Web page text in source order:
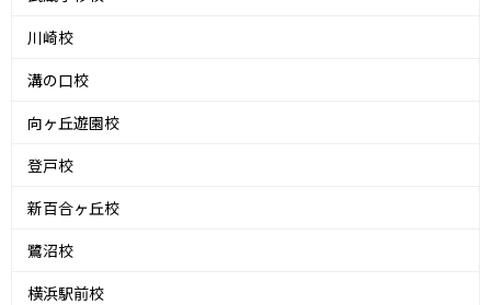
川崎校
溝の口校
向ヶ丘遊園校
登戸校
新百合ヶ丘校
鷺沼校
横浜駅前校